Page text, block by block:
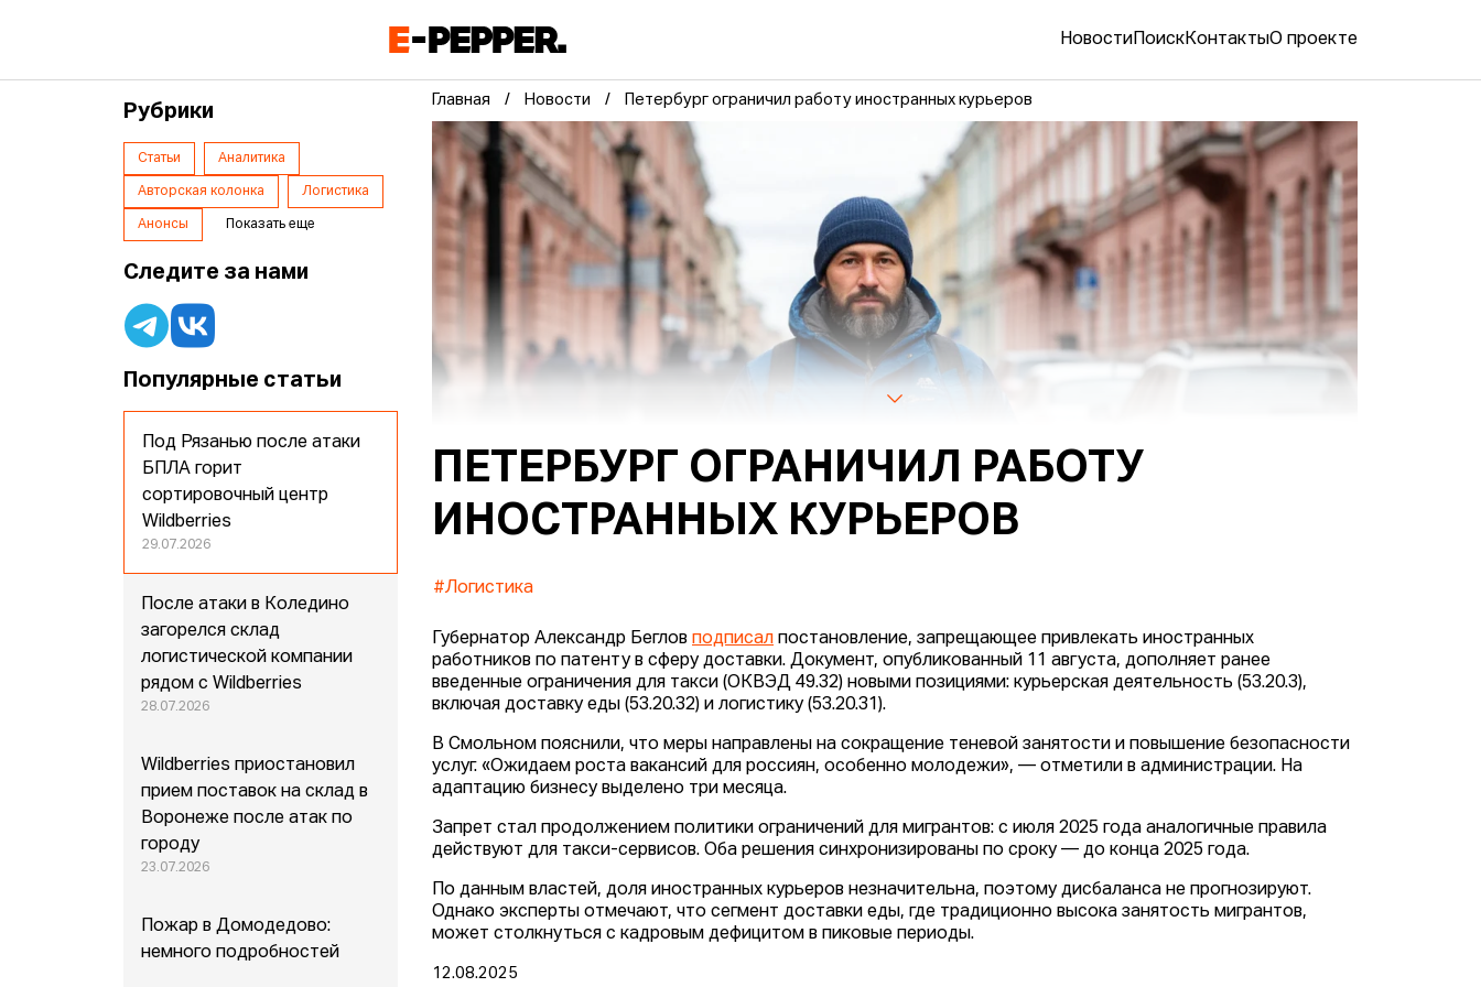
Новости ПоискКонтактыО проекте
Главная Новости Петербург ограничил работу иностранных курьеров
ПЕТЕРБУРГ ОГРАНИЧИЛ РАБОТУ
ИНОСТРАННЫХ КУРЬЕРОВ
#Логистика
Губернатор Александр Бегловподписал постановление, запрещающее привлекать иностранных
работников по патенту в сферу доставки. Документ, опубликованный 11 августа, дополняет ранее
введенные ограничения для такси (ОКВЭД 49.32) новыми позициями: курьерская деятельность (53.20.3),
включая доставку еды (53.20.32) и логистику (53.20.31).
В Смольном пояснили, что меры направлены на сокращение теневой занятости и повышение безопасности
услуг. «Ожидаем роста вакансий для россиян, особенно молодежи», — отметили в администрации. На
адаптацию бизнесу выделено три месяца.
Запрет стал продолжением политики ограничений для мигрантов: с июля 2025 года аналогичные правила
действуют для такси-сервисов. Оба решения синхронизированы по сроку — до конца 2025 года.
По данным властей, доля иностранных курьеров незначительна, поэтому дисбаланса не прогнозируют.
Однако эксперты отмечают, что сегмент доставки еды, где традиционно высока занятость мигрантов,
может столкнуться с кадровым дефицитом в пиковые периоды.
12.08.2025
Рубрики
Статьи Аналитика
Авторская колонка Логистика
Анонсы Показать еще
Следите за нами
Популярные статьи
Под Рязанью после атаки
БПЛА горит
сортировочный центр
Wildberries
29.07.2026
После атаки в Коледино
загорелся склад
логистической компании
рядом с Wildberries
28.07.2026
Wildberries приостановил
прием поставок на склад в
Воронеже после атак по
городу
23.07.2026
Пожар в Домодедово:
немного подробностей